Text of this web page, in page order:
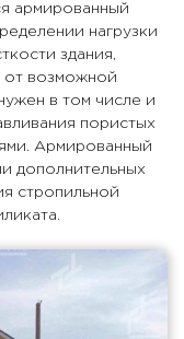
армированный
нагрузки
здания,
от возможной
в том числе и
пористых
Армированный
дополнительных
стропильной